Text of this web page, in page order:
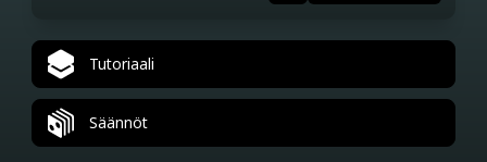
Tutoriaali
Säännöt